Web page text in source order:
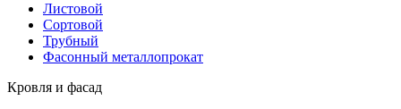
Листовой
Сортовой
Трубный
Фасонный металлопрокат
Кровля и фасад